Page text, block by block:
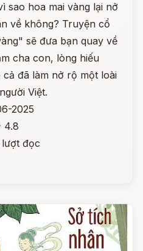
sao hoa mai vàng lại nở
về không? Truyện cổ
sẽ đưa bạn quay về
cha con, lòng hiếu
đã làm nở rộ một loài
Việt.
2025
4.8
lượt đọc